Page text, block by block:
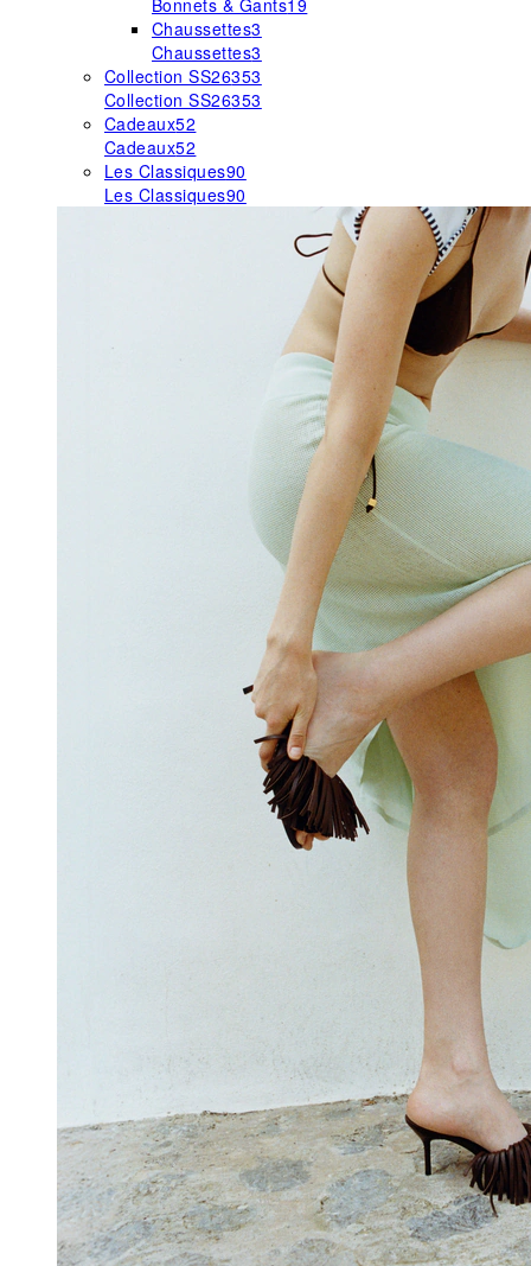
Bonnets & Gants19
Chaussettes3
Chaussettes3
Collection SS26353
Collection SS26353
Cadeaux52
Cadeaux52
Les Classiques90
Les Classiques90